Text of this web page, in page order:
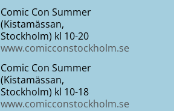
Comic Con Summer
(Kistamässan,
Stockholm) kl 10-20
www.comicconstockholm.se
Comic Con Summer
(Kistamässan,
Stockholm) kl 10-18
www.comicconstockholm.se